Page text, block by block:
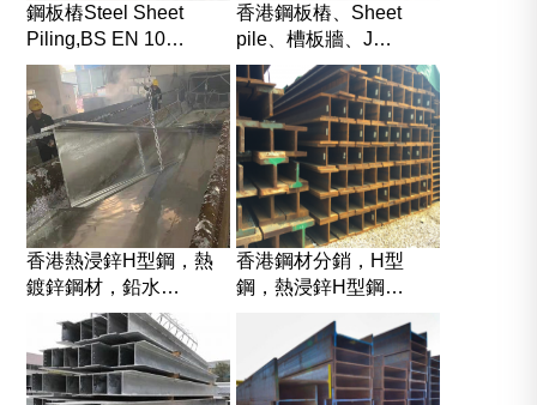
鋼板樁Steel Sheet
Piling,BS EN 10…
香港鋼板樁、Sheet
pile、槽板牆、J…
香港熱浸鋅H型鋼，熱
鍍鋅鋼材，鉛水…
香港鋼材分銷，H型
鋼，熱浸鋅H型鋼…